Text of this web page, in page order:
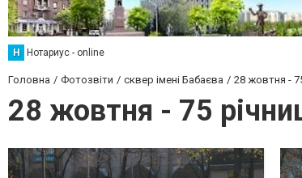
Н Нотариус - online
Головна Фотозвіти сквер імені Бабаєва 28 жовтня -
28 жовтня - 75